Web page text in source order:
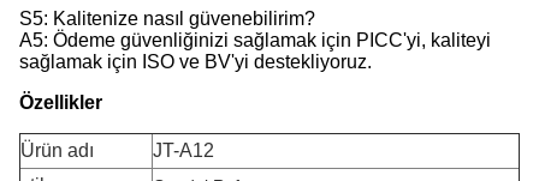
S5: Kalitenize nasıl güvenebilirim?
A5: Ödeme güvenliğinizi sağlamak için PICC'yi, kaliteyi
sağlamak için ISO ve BV'yi destekliyoruz.
Özellikler
Ürün adı
JT-A12